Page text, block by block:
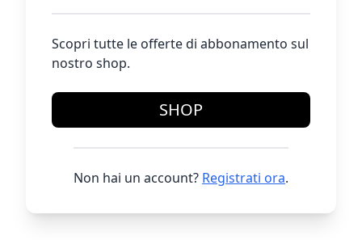
Scopri tutte le offerte di abbonamento sul
nostro shop.
SHOP
Non hai un account? Registrati ora.